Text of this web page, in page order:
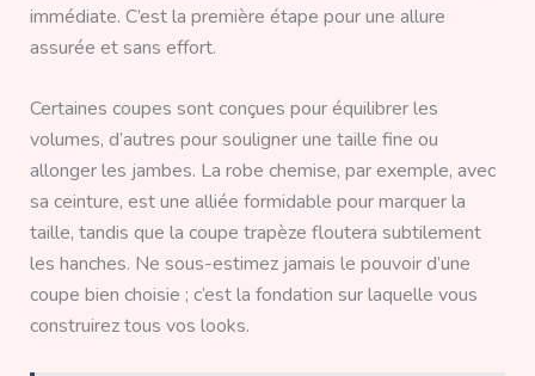
immédiate. C’est la première étape pour une allure
assurée et sans effort.
Certaines coupes sont conçues pour équilibrer les
volumes, d’autres pour souligner une taille fine ou
allonger les jambes. La robe chemise, par exemple, avec
sa ceinture, est une alliée formidable pour marquer la
taille, tandis que la coupe trapèze floutera subtilement
les hanches. Ne sous-estimez jamais le pouvoir d’une
coupe bien choisie ; c’est la fondation sur laquelle vous
construirez tous vos looks.